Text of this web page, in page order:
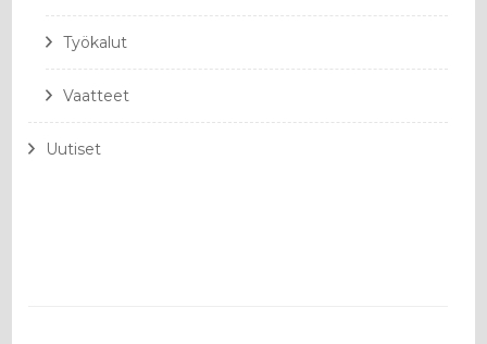
Työkalut
Vaatteet
Uutiset